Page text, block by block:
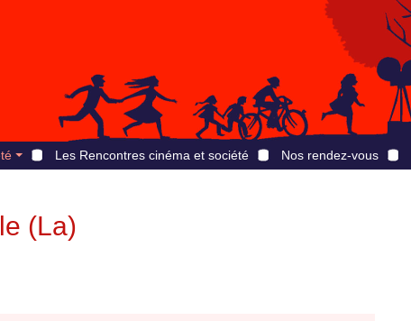
Les Rencontres cinéma et société Nos rendez-vous
(La)